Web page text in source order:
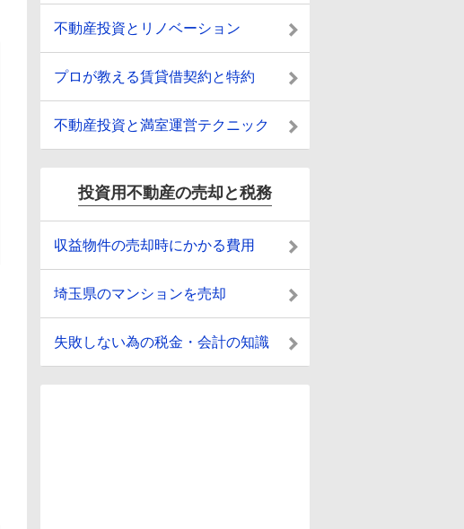
不動産投資とリノベーション
プロが教える賃貸借契約と特約
不動産投資と満室運営テクニック
投資用不動産の売却と税務
収益物件の売却時にかかる費用
埼玉県のマンションを売却
失敗しない為の税金・会計の知識